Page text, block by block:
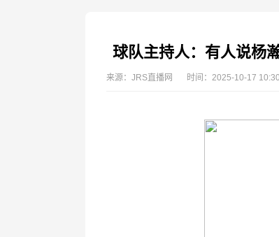
球队主持人：有人说杨
来源：JRS直播网 时间：2025-10-17 10:30